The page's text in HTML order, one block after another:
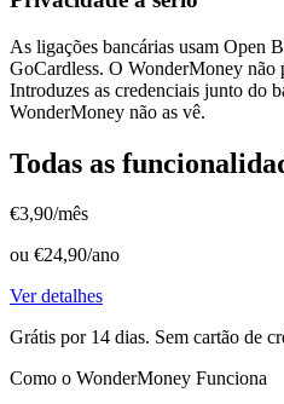
As ligações bancárias usam Open
GoCardless. O WonderMoney não
Introduzes as credenciais junto do
WonderMoney não as vê.
Todas as
€3,90/mês
ou €24,90/ano
Ver detalhes
Grátis por 14 dias. Sem cartão de
Como o WonderMoney Funciona